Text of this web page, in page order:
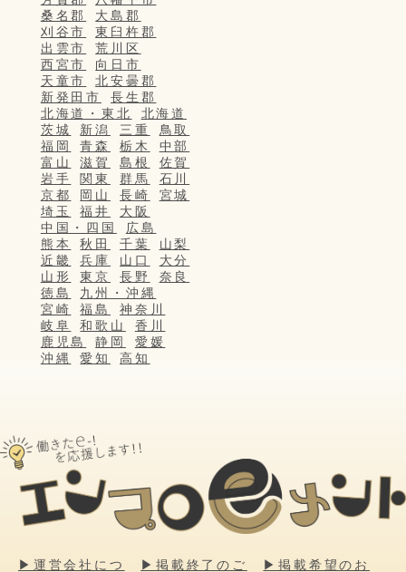
桑名郡
大島郡
刈谷市
東臼杵郡
出雲市
荒川区
西宮市
向日市
天童市
北安曇郡
新発田市
長生郡
北海道・東北
北海道
茨城
新潟 三重
鳥取
福岡
青森 栃木
中部
富山
滋賀 島根
佐賀
岩手
関東 群馬
石川
京都
岡山 長崎
宮城
埼玉
福井
大阪
中国・四国
広島
熊本
秋田 千葉
山梨
近畿
兵庫 山口
大分
山形
東京 長野
奈良
徳島
九州・沖縄
宮崎
福島
神奈川
岐阜
和歌山
香川
鹿児島
静岡
愛媛
沖縄
愛知 高知
▶運営会社につ ▶掲載終了のご ▶掲載希望のお